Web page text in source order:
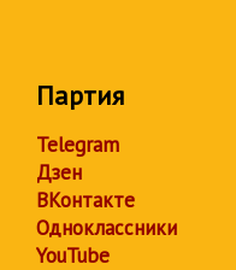
Партия
Telegram
Дзен
ВКонтакте
Одноклассники
YouTube